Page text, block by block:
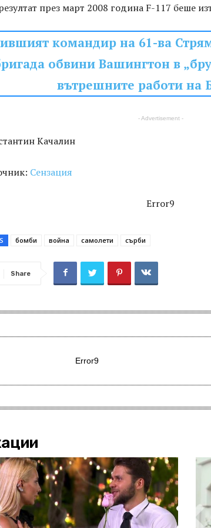
през март 2008 година F-117 беше
командир на 61-ва
обвини Вашингтон в
вътрешните работи на
- Advertisement -
Качалин
Сензация
Error9
бомби война самолети сърби
Share
Error9